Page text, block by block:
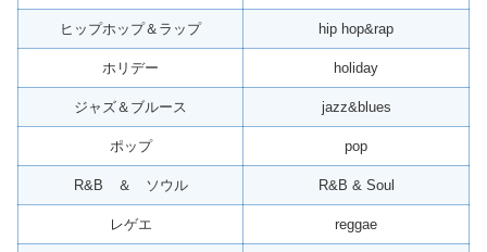
ヒップホップ＆ラップ hip hop&rap
ホリデー holiday
ジャズ＆ブルース jazz&blues
ポップ pop
R&B ＆ ソウル R&B & Soul
レゲエ reggae